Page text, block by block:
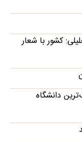
کشور با شعار
دانشگاه